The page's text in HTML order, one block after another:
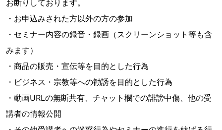
お断りしております。
・お申込みされた方以外の方の参加
・セミナー内容の録音・録画（スクリーンショット等も含
みます）
・商品の販売・宣伝等を目的とした行為
・ビジネス・宗教等への勧誘を目的とした行為
・動画URLの無断共有、チャット欄での誹謗中傷、他の受
講者の情報公開